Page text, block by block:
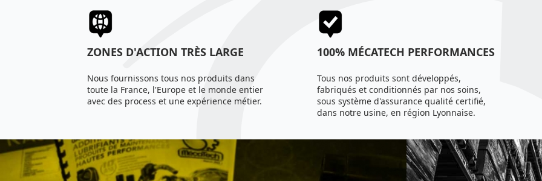
ZONES D'ACTION TRÈS LARGE
Nous fournissons tous nos produits dans
toute la France, l'Europe et le monde entier
avec des process et une expérience métier.
100% MÉCATECH PERFORMANCES
Tous nos produits sont développés,
fabriqués et conditionnés par nos soins,
sous système d'assurance qualité certifié,
dans notre usine, en région Lyonnaise.